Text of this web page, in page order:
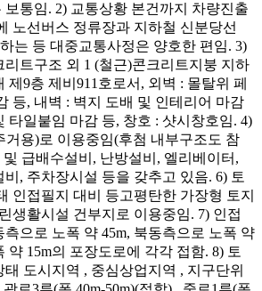
통임. 2) 교통상황 본건까지 차량진출
노선버스 정류장과 지하철 신분당선
는 등 대중교통사정은 양호한 편임. 3)
트구조 외 1 (철근)콘크리트지붕 지하
제9층 제비911호로서, 외벽 : 몰탈위 페
등, 내벽 : 벽지 도배 및 인테리어 마감
타일붙임 마감 등, 창호 : 샷시창호임. 4)
거용)로 이용중임(후첨 내부구조도 참
급배수설비, 난방설비, 엘리베이터,
, 주차장시설 등을 갖추고 있음. 6) 토
인접필지 대비 등고평탄한 가장형 토지
생활시설 건부지로 이용중임. 7) 인접
으로 노폭 약 45m, 북동측으로 노폭 약
약 15m의 포장도로에 각각 접함. 8) 토
도시지역 , 중심상업지역 , 지구단위